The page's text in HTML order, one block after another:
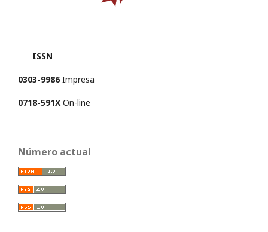
ISSN
0303-9986Impresa
0718-591X On-line
Número actual